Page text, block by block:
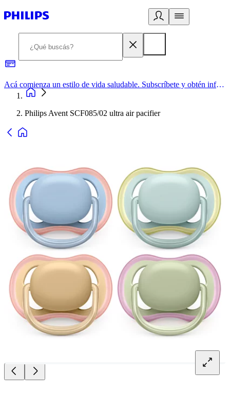
Acá comienza un estilo de vida saludable. Subscríbete y obtén información de primera mano
Philips Avent SCF085/02 ultra air pacifier